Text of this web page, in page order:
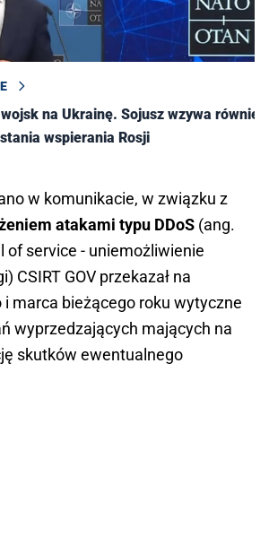
na Ukrainę. Sojusz wzywa również
wspierania Rosji
w komunikacie, w związku z
atakami typu DDoS (ang.
of service - uniemożliwienie
CSIRT GOV przekazał na
i marca bieżącego roku wytyczne
wyprzedzających mających na
skutków ewentualnego